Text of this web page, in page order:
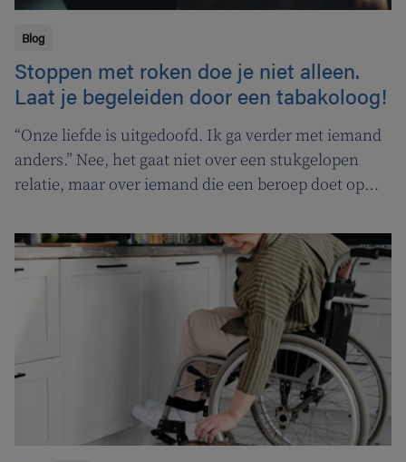
Blog
Stoppen met roken doe je niet alleen.
Laat je begeleiden door een tabakoloog!
“Onze liefde is uitgedoofd. Ik ga verder met iemand
anders.” Nee, het gaat niet over een stukgelopen
relatie, maar over iemand die een beroep doet op
Vlaamse overheid pakt uit met een nieuwe
campagne om rookstopbegeleiding door